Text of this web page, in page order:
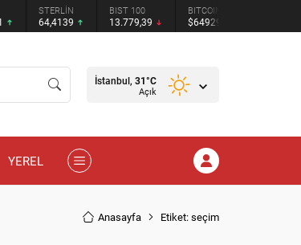
BIST 100
13.779,39
BITCOIN
$64929
ETHEREUM
$1914.09
İstanbul, 31°C
Açık
YEREL
Anasayfa Etiket: seçim